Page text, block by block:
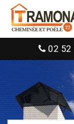
02 52